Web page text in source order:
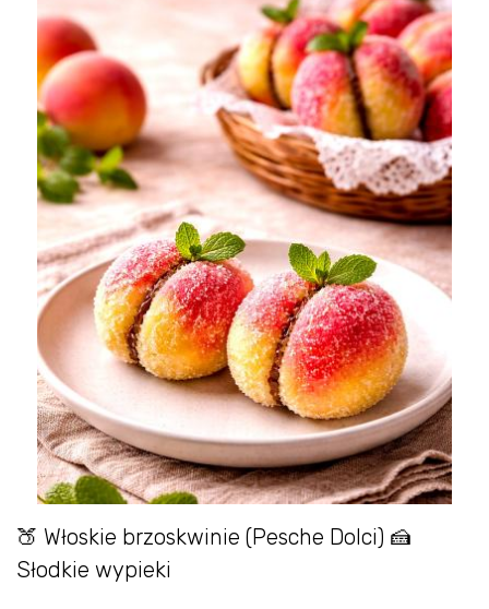
🍑 Włoskie brzoskwinie (Pesche Dolci) 🍰
Słodkie wypieki